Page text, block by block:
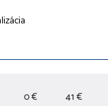
0 €
41 €